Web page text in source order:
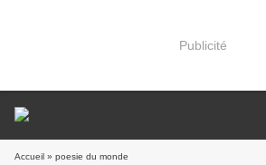
Publicité
Accueil » poesie du monde